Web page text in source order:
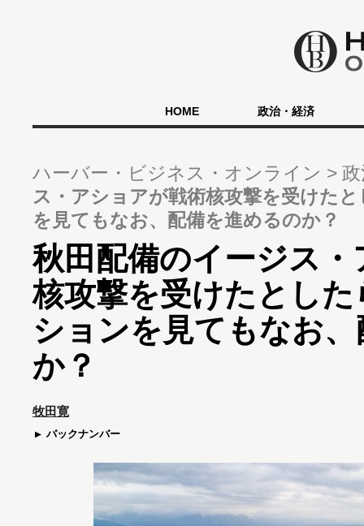
HOME 政治・経済
ハーバー・ビジネス・オンライン
ス・アショアが戦術核攻撃を受けた
を見てもなお、配備を進めるのか？
秋田配備のイージス
核攻撃を受けたとし
ションを見てもなお
か？
牧田寛
バックナンバー